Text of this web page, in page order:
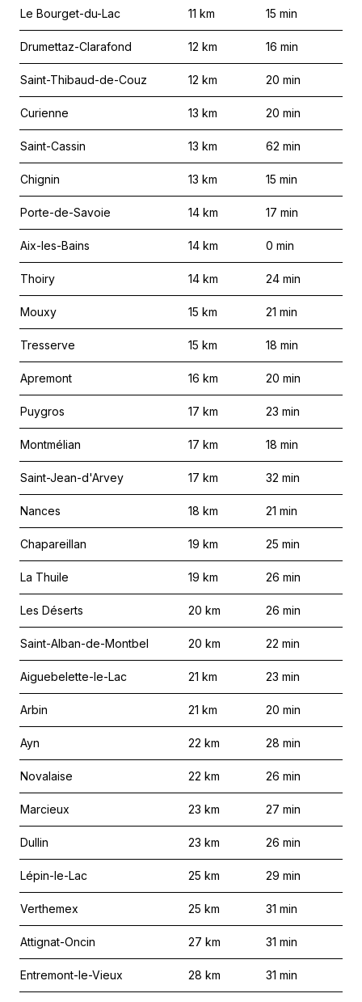
Le Bourget-du-Lac 11 km 15 min
Drumettaz-Clarafond 12 km 16 min
Saint-Thibaud-de-Couz 12 km 20 min
Curienne 13 km 20 min
Saint-Cassin 13 km 62 min
Chignin 13 km 15 min
Porte-de-Savoie 14 km 17 min
Aix-les-Bains 14 km 0 min
Thoiry 14 km 24 min
Mouxy 15 km 21 min
Tresserve 15 km 18 min
Apremont 16 km 20 min
Puygros 17 km 23 min
Montmélian 17 km 18 min
Saint-Jean-d'Arvey 17 km 32 min
Nances 18 km 21 min
Chapareillan 19 km 25 min
La Thuile 19 km 26 min
Les Déserts 20 km 26 min
Saint-Alban-de-Montbel 20 km 22 min
Aiguebelette-le-Lac 21 km 23 min
Arbin 21 km 20 min
Ayn 22 km 28 min
Novalaise 22 km 26 min
Marcieux 23 km 27 min
Dullin 23 km 26 min
Lépin-le-Lac 25 km 29 min
Verthemex 25 km 31 min
Attignat-Oncin 27 km 31 min
Entremont-le-Vieux 28 km 31 min